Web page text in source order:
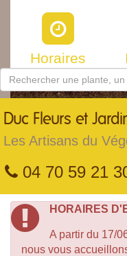
Horaires
Duc Fleurs et
Les Artisans du
04 70 59 21
HORAIRES
A partir du 17/
nous vous